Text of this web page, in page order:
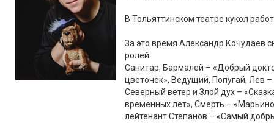
В Тольяттинском театре кукол
За это время Александр Кочудаев
ролей:
Санитар, Бармалей – «Добрый
цветочек», Ведущий, Попугай, Лев
Северный ветер и Злой дух –
временных лет», Смерть –
лейтенант Степанов – «Самый